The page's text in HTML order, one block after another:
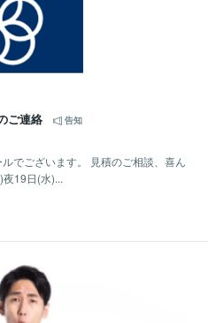
ご連絡
告知
でございます。 見積のご相談、喜ん
19日(水)...